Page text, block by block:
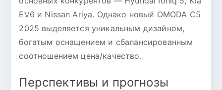
EV6 и Nissan Ariya. Однако новый OMODA C5
2025 выделяется уникальным дизайном,
богатым оснащением и сбалансированным
соотношением цена/качество.
Перспективы и прогнозы